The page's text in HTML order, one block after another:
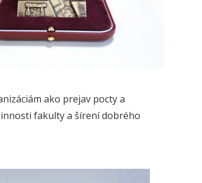
ako prejav pocty a
fakulty a šírení dobrého